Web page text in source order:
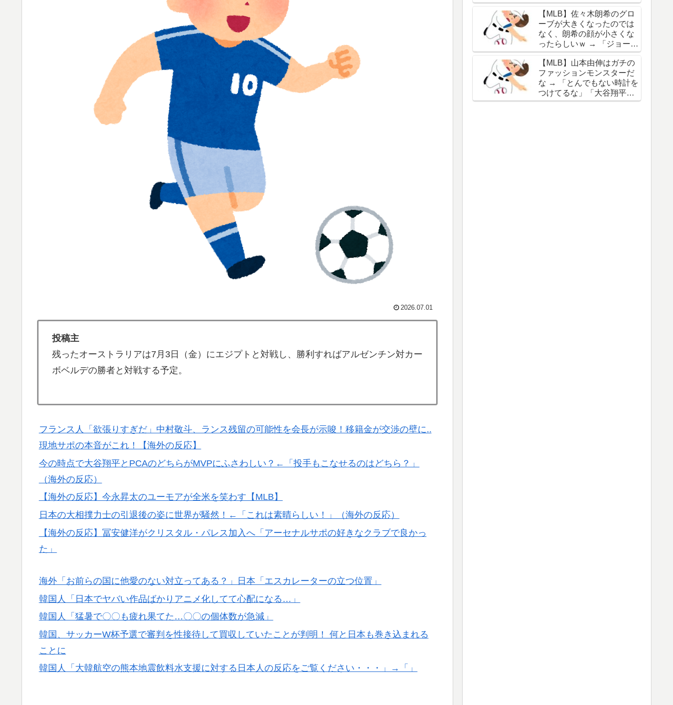
韓国人「韓国に10年間の出場権剥奪や過去ワールドカップ、オリンピック予選の記録削除を要求する
FIFA公式制裁を海外メディアが報道！」
移民ベトナム女達の宅飲み、レベチｗｗｗｗｗｗｗｗｗｗｗｗｗｗｗｗｗｗｗｗｗｗｗｗ
韓国人「世界で最も有名な日本人は誰なのか？」→「想像以上に意見が割れてしまう‥」
日本旅行キャンセルすべきか…1万年ぶり史上最大級の火山の兆し＝韓国の反応
アメリカ人「お前らの学校ではどんな理由で退学者が出た？？」
海外「日本人がアメリカに対してとても良いことを言ってくれているぞ！アメリカの良さを再発見で
海外「まるでトランプ」FIFAがW杯開催都市と結んだ約束を守らないことに海外大騒ぎ！（海外の反
【海外の反応】冨安健洋がクリスタル・パレス加入へ「アーセナルサポの好きなクラブで良かった」
海外「日本人はなんて気高いんだ！」 英高級紙も驚愕した極限の中の日本人の姿に世界が衝撃
海外「日本なんて行くんじゃなかった…」 日本を知ってしまったディズニー信者、帰国後『本家』に
外国人「米・ジャガイモ・パン・麺の4大主食、一生食えないなら何を捨てる？」
フランス人「欲張りすぎだ」中村敬斗、ランス残留の可能性を会長が示唆！移籍金が交渉の壁に..現地
▶
外国人「日本の未来は安泰だ」16歳MF三井寺眞、衝撃ゴール！久保建英超え歴代2位の記録！3得点に
▶ 韓国人「大韓航空の熊本地震飲料水支援に対する日本人の反応をご覧ください・・・」→「」
▶ 若いカバがワニを枕にしてしまうまさかの瞬間！！
▶ イチローさん「僕は本を読まない。好きなアニメはドラゴンボール」【海外の反応】
▶ 韓国人「残酷だった日帝強占期前後の写真を見てみよう」
▶ 【韓国の反応】また日本が竹島の領有権を主張してきたぞ → 「この話題は永遠に終わらないな」「日
本政府の支持率が落ちてきた時点でこの手のニュースが出るのは予想できた」
▶ 韓国人「この夏、韓国人が東京へ行くしかない理由がこちら…」→「快適そうでめちゃくちゃ羨まし
2026.07.01
投稿主
残ったオーストラリアは7月3日（金）にエジプトと対戦し、勝利すればアルゼンチン対カー
ボベルデの勝者と対戦する予定。
フランス人「欲張りすぎだ」中村敬斗、ランス残留の可能性を会長が示唆！移籍金が交渉の壁に..
現地サポの本音がこれ！【海外の反応】
今の時点で大谷翔平とPCAのどちらがMVPにふさわしい？←「投手もこなせるのはどちら？」
（海外の反応）
【海外の反応】今永昇太のユーモアが全米を笑わす【MLB】
日本の大相撲力士の引退後の姿に世界が騒然！←「これは素晴らしい！」（海外の反応）
【海外の反応】冨安健洋がクリスタル・パレス加入へ「アーセナルサポの好きなクラブで良かっ
た」
海外「お前らの国に他愛のない対立ってある？」日本「エスカレーターの立つ位置」
韓国人「日本でヤバい作品ばかりアニメ化してて心配になる…」
韓国人「猛暑で〇〇も疲れ果てた…〇〇の個体数が急減」
韓国、サッカーW杯予選で審判を性接待して買収していたことが判明！ 何と日本も巻き込まれる
ことに
韓国人「大韓航空の熊本地震飲料水支援に対する日本人の反応をご覧ください・・・」→「」
ら神格化されても期待通り
のキャリアを築けるのはほ
んの一握りだからな」「大
谷の名前を出したのはクリ
ック数稼ぎでしかないわ」
【MLB】佐々木朗希のグロ
ーブが大きくなったのでは
なく、朗希の顔が小さくな
ったらしいｗ → 「ジョーク
が出るってことは絶好調の
証拠だな」「癖なのか精神
的なものなのか分からない
がいい方向に進んだのはい
いことだ」
【MLB】山本由伸はガチの
ファッションモンスターだ
な → 「とんでもない時計を
つけてるな」「大谷翔平と
は真逆だな」